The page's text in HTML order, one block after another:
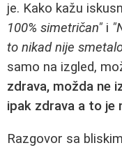
je. Kako kažu
100% simetričan" i
to nikad nije
samo na izgled,
zdrava, možda ne
ipak zdrava a to je
Razgovor sa